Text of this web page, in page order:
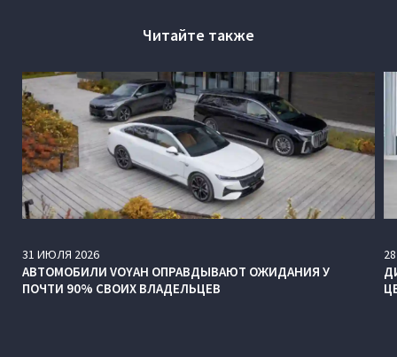
Читайте также
31 ИЮЛЯ 2026
АВТОМОБИЛИ VOYAH ОПРАВДЫВАЮТ ОЖИДАНИЯ У
ПОЧТИ 90% СВОИХ ВЛАДЕЛЬЦЕВ
28